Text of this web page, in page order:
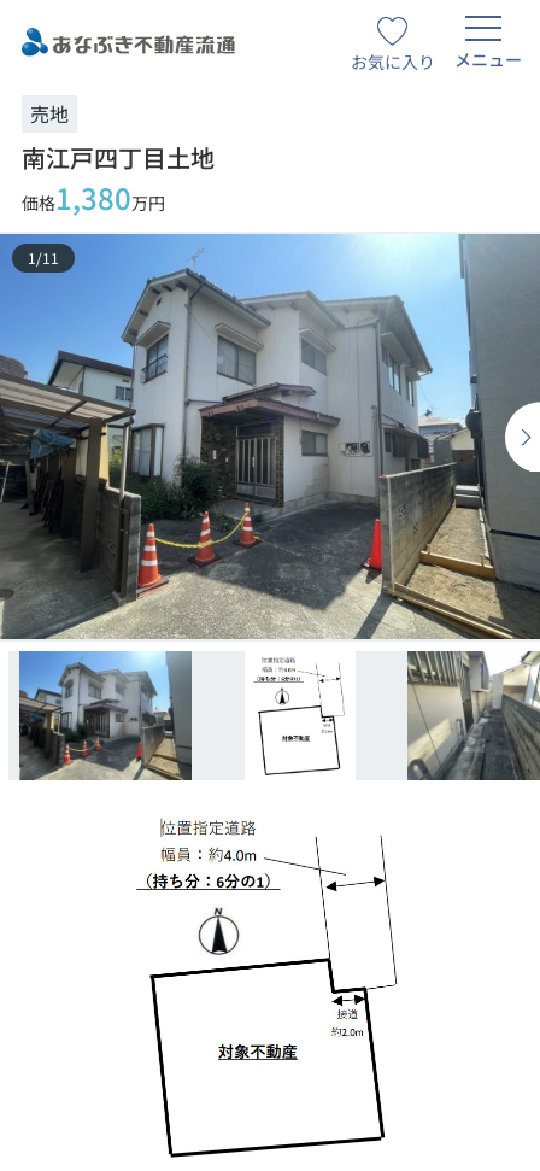
お気に入り メニュー
売地
南江戸四丁目土地
価格1,380万円
1/11